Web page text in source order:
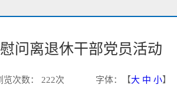
问离退休干部党员活动
览次数： 222次 字体：【大中 小】